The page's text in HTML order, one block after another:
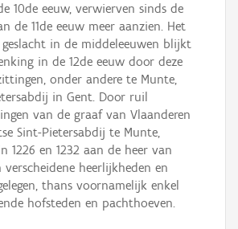
10de eeuw, verwierven sinds de
de 11de eeuw meer aanzien. Het
in de middeleeuwen blijkt
in de 12de eeuw door deze
onder andere te Munte,
in Gent. Door ruil
van de graaf van Vlaanderen
Sint-Pietersabdij te Munte,
1226 en 1232 aan de heer van
verscheidene heerlijkheden en
thans voornamelijk enkel
hofsteden en pachthoeven.